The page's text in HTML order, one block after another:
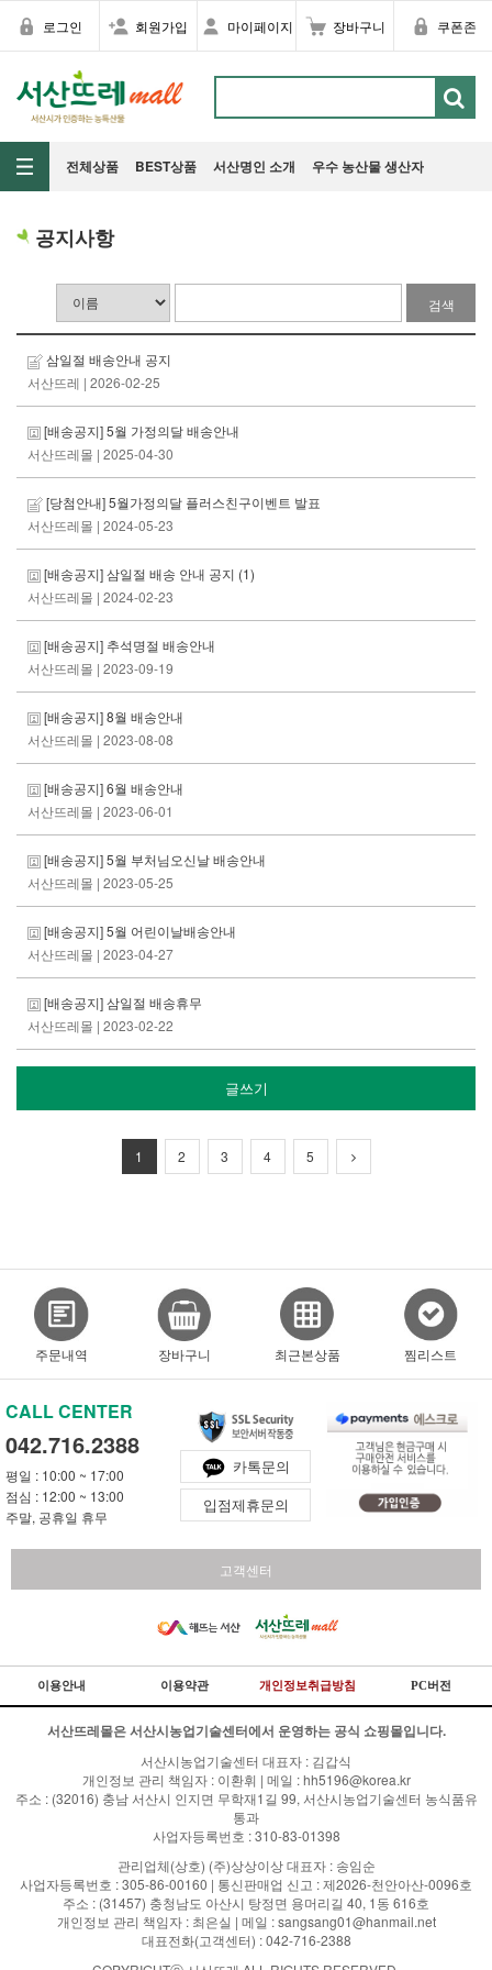
로그인 회원가입 마이페이지 장바구니 쿠폰존
전체상품 BEST상품 서산명인 소개 우수 농산물 생산자
공지사항
검색
삼일절 배송안내 공지
서산뜨레 | 2026-02-25
[배송공지] 5월 가정의달 배송안내
서산뜨레몰 | 2025-04-30
[당첨안내] 5월가정의달 플러스친구이벤트 발표
서산뜨레몰 | 2024-05-23
[배송공지] 삼일절 배송 안내 공지 (1)
서산뜨레몰 | 2024-02-23
[배송공지] 추석명절 배송안내
서산뜨레몰 | 2023-09-19
[배송공지] 8월 배송안내
서산뜨레몰 | 2023-08-08
[배송공지] 6월 배송안내
서산뜨레몰 | 2023-06-01
[배송공지] 5월 부처님오신날 배송안내
서산뜨레몰 | 2023-05-25
[배송공지] 5월 어린이날배송안내
서산뜨레몰 | 2023-04-27
[배송공지] 삼일절 배송휴무
서산뜨레몰 | 2023-02-22
글쓰기
1 2 3 4 5
주문내역 장바구니 최근본상품 찜리스트
CALL CENTER
042.716.2388
평일 : 10:00 ~ 17:00
점심 : 12:00 ~ 13:00
주말, 공휴일 휴무
카톡문의
입점제휴문의
고객센터
이용안내 이용약관 개인정보취급방침 PC버전
서산뜨레몰은 서산시농업기술센터에서 운영하는 공식 쇼핑몰입니다.
서산시농업기술센터 대표자 : 김갑식
개인정보 관리 책임자 : 이환휘 | 메일 : hh5196@korea.kr
주소 : (32016) 충남 서산시 인지면 무학재1길 99, 서산시농업기술센터 농식품유
통과
사업자등록번호 : 310-83-01398
관리업체(상호) (주)상상이상 대표자 : 송임순
사업자등록번호 : 305-86-00160 | 통신판매업 신고 : 제2026-천안아산-0096호
주소 : (31457) 충청남도 아산시 탕정면 용머리길 40, 1동 616호
개인정보 관리 책임자 : 최은실 | 메일 : sangsang01@hanmail.net
대표전화(고객센터) : 042-716-2388